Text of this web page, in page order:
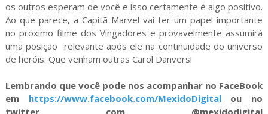
os outros esperam de você e isso certamente é algo positivo.
Ao que parece, a Capitã Marvel vai ter um papel importante
no próximo filme dos Vingadores e provavelmente assumirá
uma posição relevante após ele na continuidade do universo
de heróis. Que venham outras Carol Danvers!
Lembrando que você pode nos acompanhar no FaceBook
em https://www.facebook.com/MexidoDigitalou no
twitter com @mexidodigital